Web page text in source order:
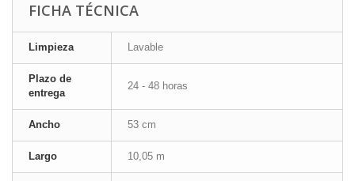
FICHA TÉCNICA
Limpieza Lavable
Plazo de
entrega
24 - 48 horas
Ancho 53 cm
Largo 10,05 m